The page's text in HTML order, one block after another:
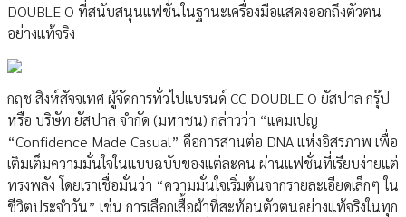
DOUBLE O ที่สนับสนุนแฟชั่นในฐานะเครื่องมือแสดงออกถึงตัวตน
อย่างแท้จริง
กฤช สิงห์สัจจเทศ ผู้จัดการทั่วไปแบรนด์ CC DOUBLE O ยัสปาล กรุ๊ป
หรือ บริษัท ยัสปาล จำกัด (มหาชน) กล่าวว่า “แคมเปญ
“Confidence Made Casual” คือการสานต่อ DNA แห่งอิสรภาพ เพื่อ
เติมเต็มความมั่นใจในแบบฉบับของแต่ละคน ผ่านแฟชั่นที่เรียบง่ายแต่
ทรงพลัง โดยเราเชื่อมั่นว่า “ความมั่นใจเริ่มต้นจากรายละเอียดเล็กๆ ใน
ชีวิตประจำวัน” เช่น การเลือกเสื้อผ้าที่สะท้อนตัวตนอย่างแท้จริงในทุก